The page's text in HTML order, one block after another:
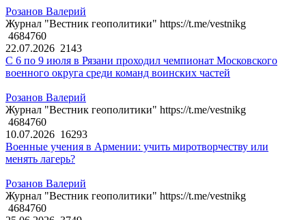
Розанов Валерий
Журнал "Вестник геополитики" https://t.me/vestnikg
4684760
22.07.2026 2143
С 6 по 9 июля в Рязани проходил чемпионат Московского
военного округа среди команд воинских частей
Розанов Валерий
Журнал "Вестник геополитики" https://t.me/vestnikg
4684760
10.07.2026 16293
Военные учения в Армении: учить миротворчеству или
менять лагерь?
Розанов Валерий
Журнал "Вестник геополитики" https://t.me/vestnikg
4684760